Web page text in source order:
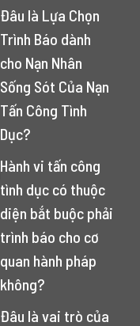
Đâu là Lựa Chọn
Trình Báo dành
cho Nạn Nhân
Sống Sót Của Nạn
Tấn Công Tình
Dục?
Hành vi tấn công
tình dục có thuộc
diện bắt buộc phải
trình báo cho cơ
quan hành pháp
không?
Đâu là vai trò của